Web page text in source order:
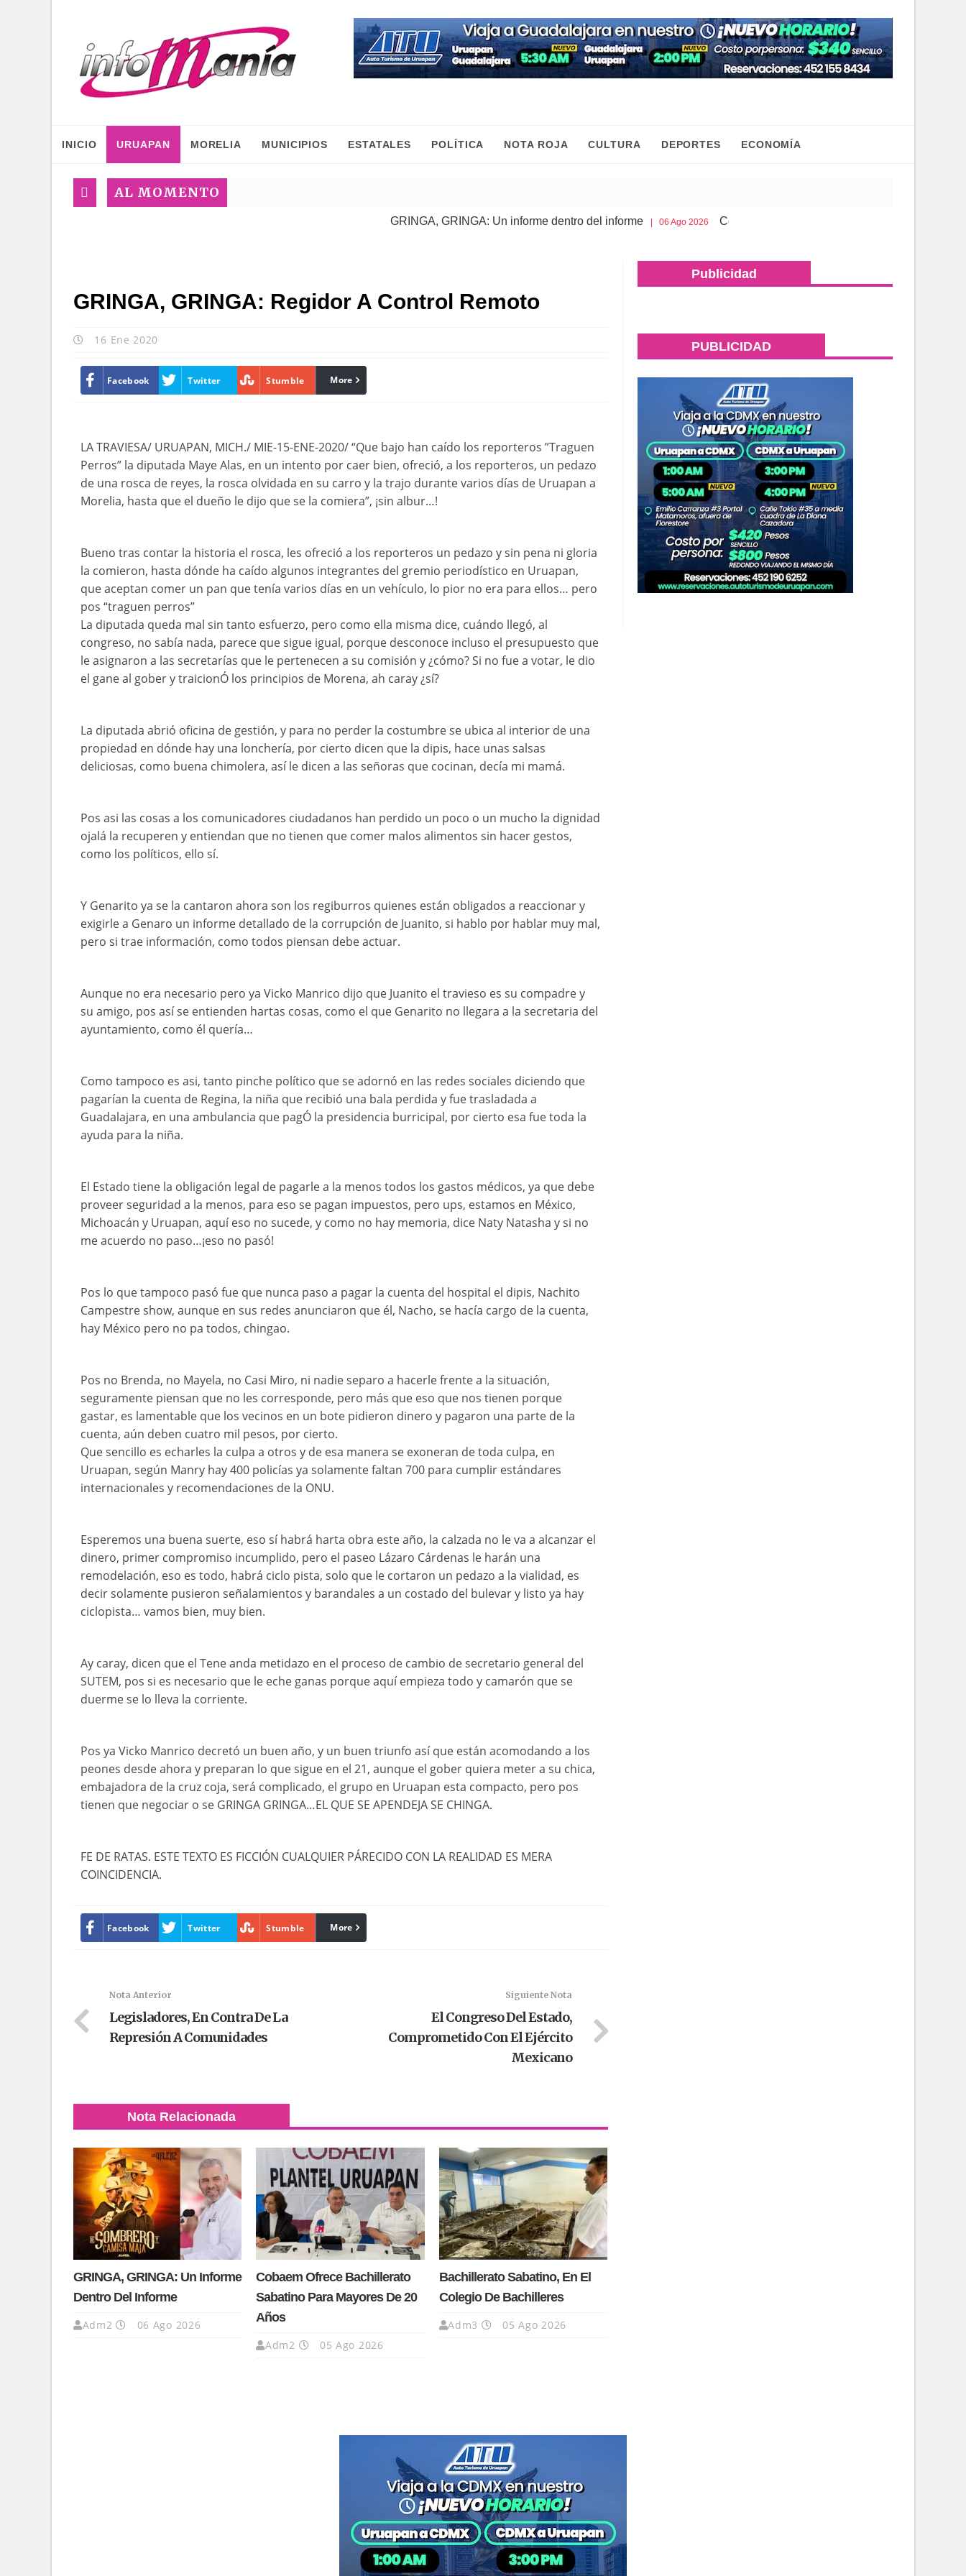
INICIO URUAPAN MORELIA MUNICIPIOS ESTATALES POLÍTICA NOTA ROJA CULTURA DEPORTES ECONOMÍA
AL MOMENTO
GRINGA, GRINGA: Un informe dentro del informe | 06 Ago 2026 Cobaem ofrece bachillerato sabatino para mayores de
GRINGA, GRINGA: Regidor A Control Remoto
16 Ene 2020
Facebook Twitter Stumble linkedin
More
LA TRAVIESA/ URUAPAN, MICH./ MIE-15-ENE-2020/ “Que bajo han caído los reporteros ”Traguen
Perros” la diputada Maye Alas, en un intento por caer bien, ofreció, a los reporteros, un pedazo
de una rosca de reyes, la rosca olvidada en su carro y la trajo durante varios días de Uruapan a
Morelia, hasta que el dueño le dijo que se la comiera”, ¡sin albur…!
Bueno tras contar la historia el rosca, les ofreció a los reporteros un pedazo y sin pena ni gloria
la comieron, hasta dónde ha caído algunos integrantes del gremio periodístico en Uruapan,
que aceptan comer un pan que tenía varios días en un vehículo, lo pior no era para ellos… pero
pos “traguen perros”
La diputada queda mal sin tanto esfuerzo, pero como ella misma dice, cuándo llegó, al
congreso, no sabía nada, parece que sigue igual, porque desconoce incluso el presupuesto que
le asignaron a las secretarías que le pertenecen a su comisión y ¿cómo? Si no fue a votar, le dio
el gane al gober y traicionÓ los principios de Morena, ah caray ¿sí?
La diputada abrió oficina de gestión, y para no perder la costumbre se ubica al interior de una
propiedad en dónde hay una lonchería, por cierto dicen que la dipis, hace unas salsas
deliciosas, como buena chimolera, así le dicen a las señoras que cocinan, decía mi mamá.
Pos asi las cosas a los comunicadores ciudadanos han perdido un poco o un mucho la dignidad
ojalá la recuperen y entiendan que no tienen que comer malos alimentos sin hacer gestos,
como los políticos, ello sí.
Y Genarito ya se la cantaron ahora son los regiburros quienes están obligados a reaccionar y
exigirle a Genaro un informe detallado de la corrupción de Juanito, si hablo por hablar muy mal,
pero si trae información, como todos piensan debe actuar.
Aunque no era necesario pero ya Vicko Manrico dijo que Juanito el travieso es su compadre y
su amigo, pos así se entienden hartas cosas, como el que Genarito no llegara a la secretaria del
ayuntamiento, como él quería…
Como tampoco es asi, tanto pinche político que se adornó en las redes sociales diciendo que
pagarían la cuenta de Regina, la niña que recibió una bala perdida y fue trasladada a
Guadalajara, en una ambulancia que pagÓ la presidencia burricipal, por cierto esa fue toda la
ayuda para la niña.
El Estado tiene la obligación legal de pagarle a la menos todos los gastos médicos, ya que debe
proveer seguridad a la menos, para eso se pagan impuestos, pero ups, estamos en México,
Michoacán y Uruapan, aquí eso no sucede, y como no hay memoria, dice Naty Natasha y si no
me acuerdo no paso…¡eso no pasó!
Pos lo que tampoco pasó fue que nunca paso a pagar la cuenta del hospital el dipis, Nachito
Campestre show, aunque en sus redes anunciaron que él, Nacho, se hacía cargo de la cuenta,
hay México pero no pa todos, chingao.
Pos no Brenda, no Mayela, no Casi Miro, ni nadie separo a hacerle frente a la situación,
seguramente piensan que no les corresponde, pero más que eso que nos tienen porque
gastar, es lamentable que los vecinos en un bote pidieron dinero y pagaron una parte de la
cuenta, aún deben cuatro mil pesos, por cierto.
Que sencillo es echarles la culpa a otros y de esa manera se exoneran de toda culpa, en
Uruapan, según Manry hay 400 policías ya solamente faltan 700 para cumplir estándares
internacionales y recomendaciones de la ONU.
Esperemos una buena suerte, eso sí habrá harta obra este año, la calzada no le va a alcanzar el
dinero, primer compromiso incumplido, pero el paseo Lázaro Cárdenas le harán una
remodelación, eso es todo, habrá ciclo pista, solo que le cortaron un pedazo a la vialidad, es
decir solamente pusieron señalamientos y barandales a un costado del bulevar y listo ya hay
ciclopista… vamos bien, muy bien.
Ay caray, dicen que el Tene anda metidazo en el proceso de cambio de secretario general del
SUTEM, pos si es necesario que le eche ganas porque aquí empieza todo y camarón que se
duerme se lo lleva la corriente.
Pos ya Vicko Manrico decretó un buen año, y un buen triunfo así que están acomodando a los
peones desde ahora y preparan lo que sigue en el 21, aunque el gober quiera meter a su chica,
embajadora de la cruz coja, será complicado, el grupo en Uruapan esta compacto, pero pos
tienen que negociar o se GRINGA GRINGA…EL QUE SE APENDEJA SE CHINGA.
FE DE RATAS. ESTE TEXTO ES FICCIÓN CUALQUIER PÁRECIDO CON LA REALIDAD ES MERA
COINCIDENCIA.
Facebook Twitter Stumble linkedin
More
Nota Anterior
Legisladores, En Contra De La
Represión A Comunidades
Siguiente Nota
El Congreso Del Estado,
Comprometido Con El Ejército
Mexicano
Nota Relacionada
GRINGA, GRINGA: Un Informe
Dentro Del Informe
Adm2 06 Ago 2026
Cobaem Ofrece Bachillerato
Sabatino Para Mayores De 20
Años
Adm2 05 Ago 2026
Bachillerato Sabatino, En El
Colegio De Bachilleres
Adm3 05 Ago 2026
Publicidad
PUBLICIDAD